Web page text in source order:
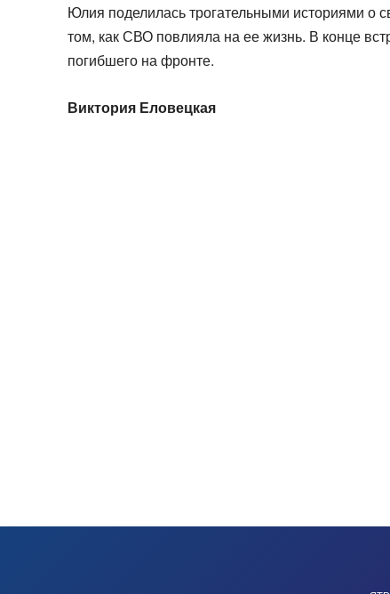
Юлия поделилась трогательными историями
том, как СВО повлияла на ее жизнь. В конце
погибшего на фронте.
Виктория Еловецкая